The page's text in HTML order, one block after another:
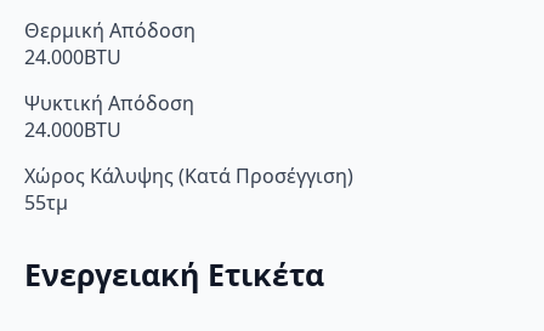
Θερμική Απόδοση
24.000BTU
Ψυκτική Απόδοση
24.000BTU
Χώρος Κάλυψης (Κατά Προσέγγιση)
55τμ
Ενεργειακή Ετικέτα